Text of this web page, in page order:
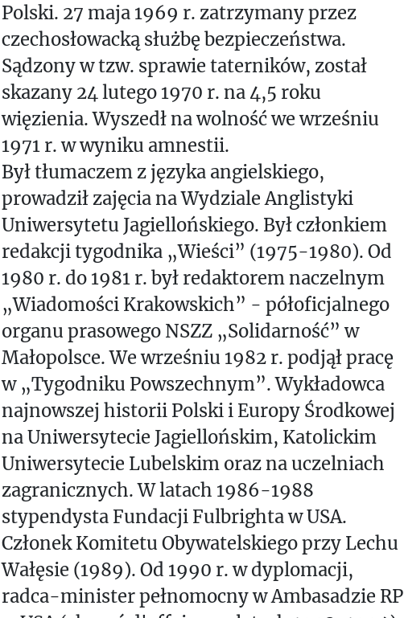
Polski. 27 maja 1969 r. zatrzymany przez
czechosłowacką służbę bezpieczeństwa.
Sądzony w tzw. sprawie taterników, został
skazany 24 lutego 1970 r. na 4,5 roku
więzienia. Wyszedł na wolność we wrześniu
1971 r. w wyniku amnestii.
Był tłumaczem z języka angielskiego,
prowadził zajęcia na Wydziale Anglistyki
Uniwersytetu Jagiellońskiego. Był członkiem
redakcji tygodnika „Wieści” (1975-1980). Od
1980 r. do 1981 r. był redaktorem naczelnym
„Wiadomości Krakowskich” - półoficjalnego
organu prasowego NSZZ „Solidarność” w
Małopolsce. We wrześniu 1982 r. podjął pracę
w „Tygodniku Powszechnym”. Wykładowca
najnowszej historii Polski i Europy Środkowej
na Uniwersytecie Jagiellońskim, Katolickim
Uniwersytecie Lubelskim oraz na uczelniach
zagranicznych. W latach 1986-1988
stypendysta Fundacji Fulbrighta w USA.
Członek Komitetu Obywatelskiego przy Lechu
Wałęsie (1989). Od 1990 r. w dyplomacji,
radca-minister pełnomocny w Ambasadzie RP